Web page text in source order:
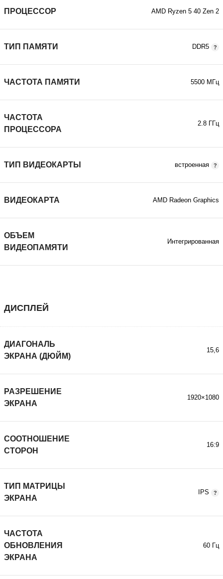
ПРОЦЕССОР AMD Ryzen 5 40 Zen 2
ТИП ПАМЯТИ DDR5
ЧАСТОТА ПАМЯТИ 5500 МГц
ЧАСТОТА
ПРОЦЕССОРА
2.8 ГГц
ТИП ВИДЕОКАРТЫ встроенная
ВИДЕОКАРТА AMD Radeon Graphics
ОБЪЕМ
ВИДЕОПАМЯТИ
Интегрированная
ДИСПЛЕЙ
ДИАГОНАЛЬ
ЭКРАНА (ДЮЙМ)
15,6
РАЗРЕШЕНИЕ
ЭКРАНА
1920×1080
СООТНОШЕНИЕ
СТОРОН
16:9
ТИП МАТРИЦЫ
ЭКРАНА
IPS
ЧАСТОТА
ОБНОВЛЕНИЯ
ЭКРАНА
60 Гц